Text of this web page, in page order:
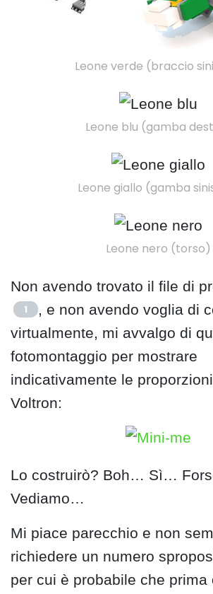
Leone verde (braccio
Leone blu (gamba
Leone giallo (gamba
Leone nero (torso)
Non avendo trovato il file di
1
, e non avendo voglia di
virtualmente, mi avvalgo di
fotomontaggio per mostrare
indicativamente le
Voltron:
Lo costruirò? Boh… Sì…
Vediamo…
Mi piace parecchio e non
richiedere un numero
per cui è probabile che prima